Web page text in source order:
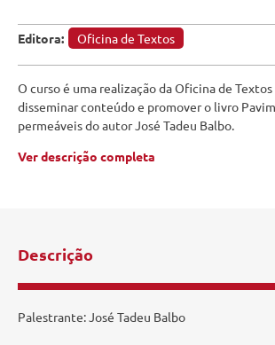
Editora: Oficina de Textos
O curso é uma realização da Oficina de
disseminar conteúdo e promover o livro
permeáveis do autor José Tadeu Balbo.
Ver descrição completa
Descrição
Palestrante: José Tadeu Balbo